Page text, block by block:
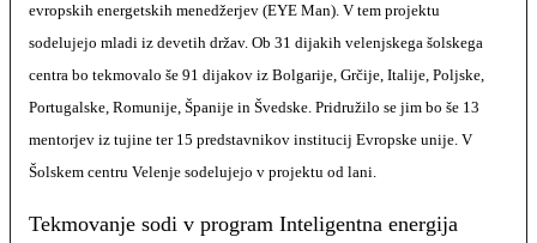
evropskih energetskih menedžerjev (EYE Man). V tem projektu
sodelujejo mladi iz devetih držav. Ob 31 dijakih velenjskega šolskega
centra bo tekmovalo še 91 dijakov iz Bolgarije, Grčije, Italije, Poljske,
Portugalske, Romunije, Španije in Švedske. Pridružilo se jim bo še 13
mentorjev iz tujine ter 15 predstavnikov institucij Evropske unije. V
Šolskem centru Velenje sodelujejo v projektu od lani.
Tekmovanje sodi v program Inteligentna energija